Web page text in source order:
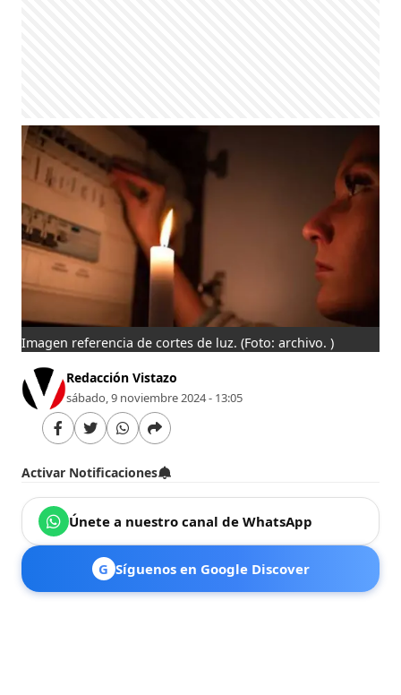
Imagen referencia de cortes de luz.(Foto: archivo. )
Redacción Vistazo
sábado, 9 noviembre 2024 - 13:05
Activar Notificaciones
Únete a nuestro canal de WhatsApp
G Síguenos en Google Discover